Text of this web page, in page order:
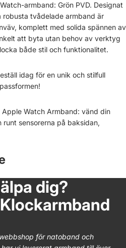
armband: Grön PVD. Designat
tvådelade armband är
komplett med solida spännen av
att byta utan behov av verktyg
både stil och funktionalitet.
idag för en unik och stilfull
Watch Armband: vänd din
sensorerna på baksidan,
dig?
för natoband och